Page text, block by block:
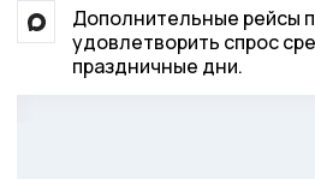
Дополнительные рейсы
удовлетворить спрос
праздничные дни.